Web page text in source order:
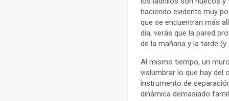
haciendo evidente muy
que se encuentran más
día, verás que la pared
de la mañana y la tarde
Al mismo tiempo, un
vislumbrar lo que hay del
instrumento de
dinámica demasiado